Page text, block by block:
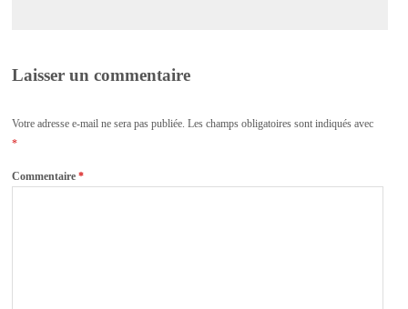
Laisser un commentaire
Votre adresse e-mail ne sera pas publiée. Les champs obligatoires sont indiqués avec
*
Commentaire*